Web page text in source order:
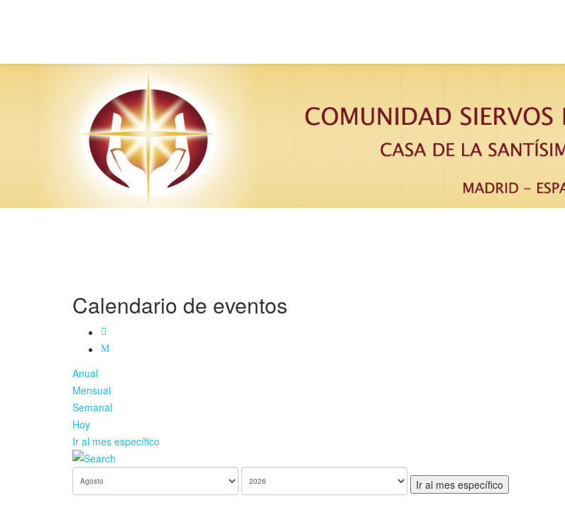
Calendario de eventos
Anual
Mensual
Semanal
Hoy
Ir al mes específico
Ir al mes específico